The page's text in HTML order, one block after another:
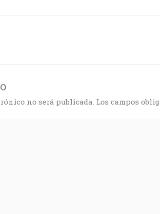
no será publicada. Los campos